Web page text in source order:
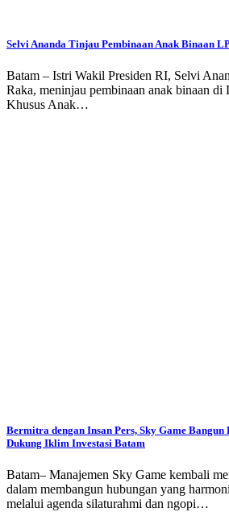
Selvi Ananda Tinjau Pembinaan Anak Binaan
Batam – Istri Wakil Presiden RI, Selvi
Raka, meninjau pembinaan anak binaan di
Khusus Anak…
Bermitra dengan Insan Pers, Sky Game
Dukung Iklim Investasi Batam
Batam– Manajemen Sky Game kembali
dalam membangun hubungan yang
melalui agenda silaturahmi dan ngopi…